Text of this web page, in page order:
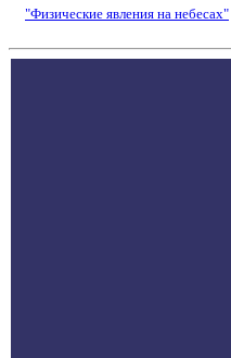
"Физические явления на небесах"